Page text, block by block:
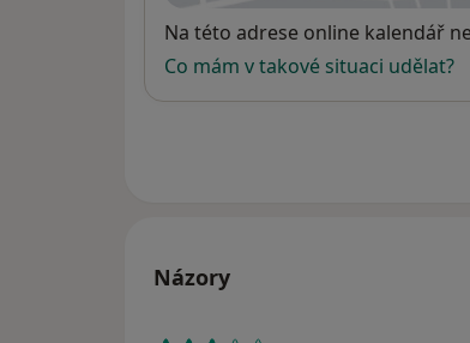
Dostupnost
Na této adrese online kalendář
Co mám v takové situaci udělat?
Názory